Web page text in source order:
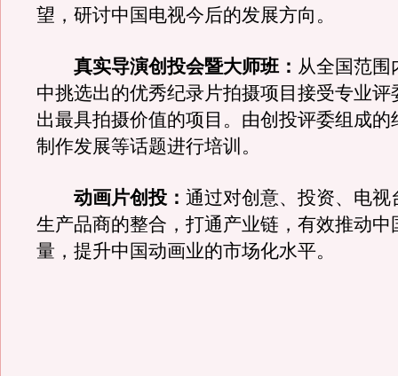
望，研讨中国电视今后的发展方向。
真实导演创投会暨大师班： 从全国范围
中挑选出的优秀纪录片拍摄项目接受专业评
出最具拍摄价值的项目。由创投评委组成的
制作发展等话题进行培训。
动画片创投： 通过对创意、投资、电视
生产品商的整合，打通产业链，有效推动中
量，提升中国动画业的市场化水平。